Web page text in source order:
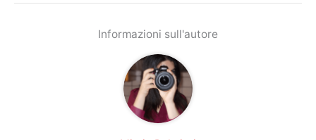
Informazioni sull'autore